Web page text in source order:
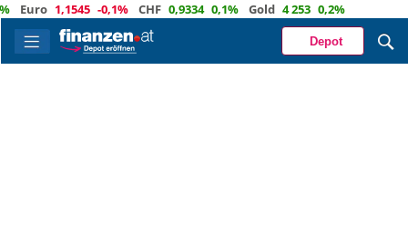
1,1545 -0,1% CHF 0,9334 0,1% Gold 4 253 0,2%
Depot